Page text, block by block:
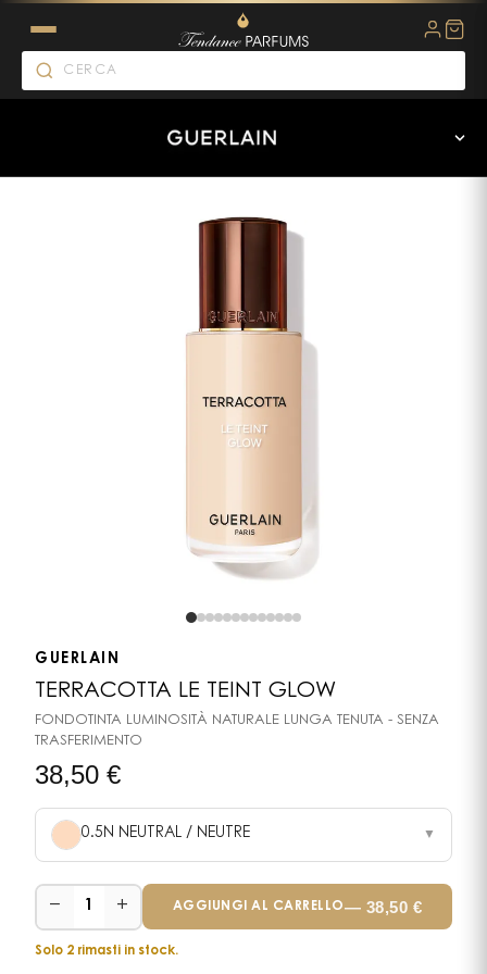
GUERLAIN
TERRACOTTA LE TEINT GLOW
FONDOTINTA LUMINOSITÀ NATURALE LUNGA TENUTA - SENZA
TRASFERIMENTO
38,50 €
0.5N NEUTRAL / NEUTRE ▼
− 1 + AGGIUNGI AL CARRELLO— 38,50 €
Solo 2 rimasti in stock.